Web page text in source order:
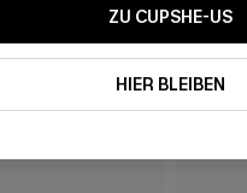
ZU CUPSHE-US
HIER BLEIBEN